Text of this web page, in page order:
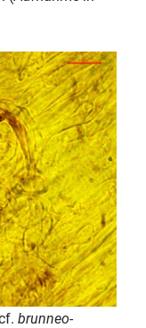
brunneo-